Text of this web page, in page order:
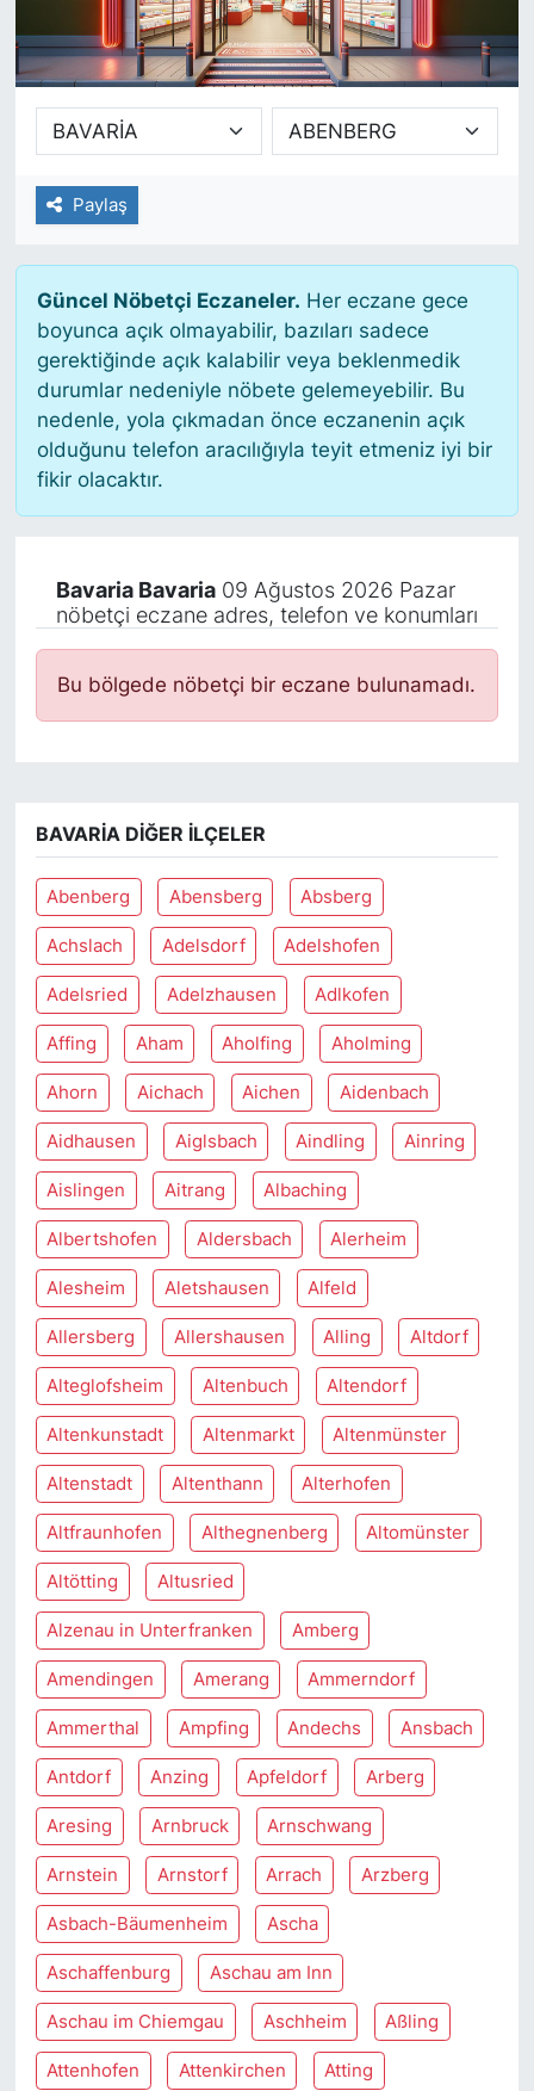
Paylaş
Güncel Nöbetçi Eczaneler. Her eczane gece
boyunca açık olmayabilir, bazıları sadece
gerektiğinde açık kalabilir veya beklenmedik
durumlar nedeniyle nöbete gelemeyebilir. Bu
nedenle, yola çıkmadan önce eczanenin açık
olduğunu telefon aracılığıyla teyit etmeniz iyi bir
fikir olacaktır.
Bavaria Bavaria09 Ağustos 2026 Pazar
nöbetçi eczane adres, telefon ve konumları
Bu bölgede nöbetçi bir eczane bulunamadı.
BAVARIA DIĞER İLÇELER
Abenberg Abensberg Absberg
Achslach Adelsdorf Adelshofen
Adelsried Adelzhausen Adlkofen
Affing Aham Aholfing Aholming
Ahorn Aichach Aichen Aidenbach
Aidhausen Aiglsbach Aindling Ainring
Aislingen Aitrang Albaching
Albertshofen Aldersbach Alerheim
Alesheim Aletshausen Alfeld
Allersberg Allershausen Alling Altdorf
Alteglofsheim Altenbuch Altendorf
Altenkunstadt Altenmarkt Altenmünster
Altenstadt Altenthann Alterhofen
Altfraunhofen Althegnenberg Altomünster
Altötting Altusried
Alzenau in Unterfranken Amberg
Amendingen Amerang Ammerndorf
Ammerthal Ampfing Andechs Ansbach
Antdorf Anzing Apfeldorf Arberg
Aresing Arnbruck Arnschwang
Arnstein Arnstorf Arrach Arzberg
Asbach-Bäumenheim Ascha
Aschaffenburg Aschau am Inn
Aschau im Chiemgau Aschheim Aßling
Attenhofen Attenkirchen Atting
SİYASET
SAĞLIK